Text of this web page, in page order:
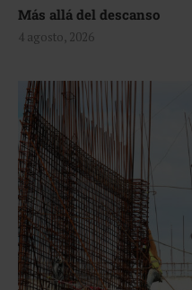
Más allá del descanso
4 agosto, 2026